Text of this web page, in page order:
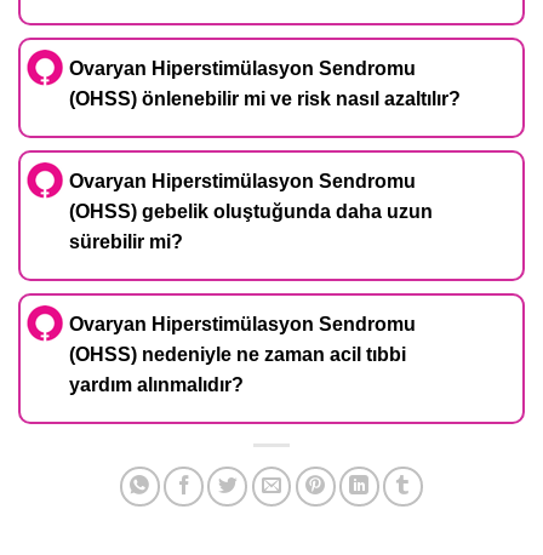
Ovaryan Hiperstimülasyon Sendromu
(OHSS) önlenebilir mi ve risk nasıl azaltılır?
Ovaryan Hiperstimülasyon Sendromu
(OHSS) gebelik oluştuğunda daha uzun
sürebilir mi?
Ovaryan Hiperstimülasyon Sendromu
(OHSS) nedeniyle ne zaman acil tıbbi
yardım alınmalıdır?